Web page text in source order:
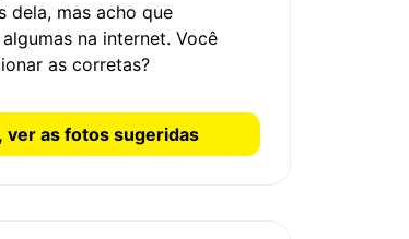
dela, mas acho que
na internet. Você
as corretas?
ver as fotos sugeridas